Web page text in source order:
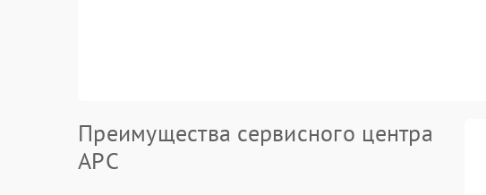
Преимущества сервисного центра
APC